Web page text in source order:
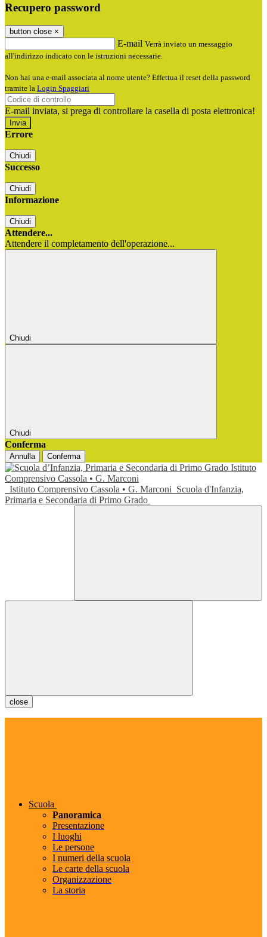
Recupero password
button close ×
E-mail Verrà inviato un messaggio
all'indirizzo indicato con le istruzioni necessarie.
Non hai una e-mail associata al nome utente? Effettua il reset della password
tramite la Login Spaggiari
E-mail inviata, si prega di controllare la casella di posta elettronica!
Errore
Chiudi
Successo
Chiudi
Informazione
Chiudi
Attendere...
Attendere il completamento dell'operazione...
Chiudi
Chiudi
Conferma
Annulla Conferma
Istituto Comprensivo Cassola • G. Marconi Scuola d'Infanzia,
Primaria e Secondaria di Primo Grado
close
Scuola
Panoramica
Presentazione
I luoghi
Le persone
I numeri della scuola
Le carte della scuola
Organizzazione
La storia